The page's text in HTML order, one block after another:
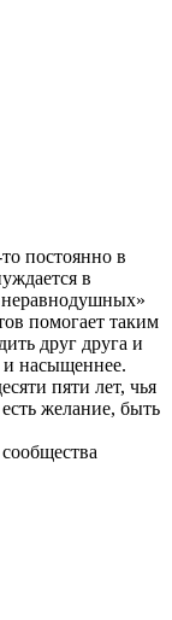
постоянно в
в
помогает таким
друг друга и
насыщеннее.
пяти лет, чья
желание, быть